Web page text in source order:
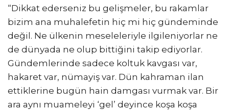
“Dikkat ederseniz bu gelişmeler, bu rakamlar
bizim ana muhalefetin hiç mi hiç gündeminde
değil. Ne ülkenin meseleleriyle ilgileniyorlar ne
de dünyada ne olup bittiğini takip ediyorlar.
Gündemlerinde sadece koltuk kavgası var,
hakaret var, nümayiş var. Dün kahraman ilan
ettiklerine bugün hain damgası vurmak var. Bir
ara aynı muameleyi ‘gel’ deyince koşa koşa